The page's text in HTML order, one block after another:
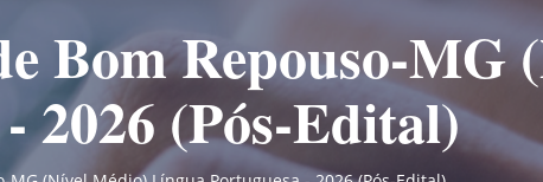
Bom Repouso-MG
2026 (Pós-Edital)